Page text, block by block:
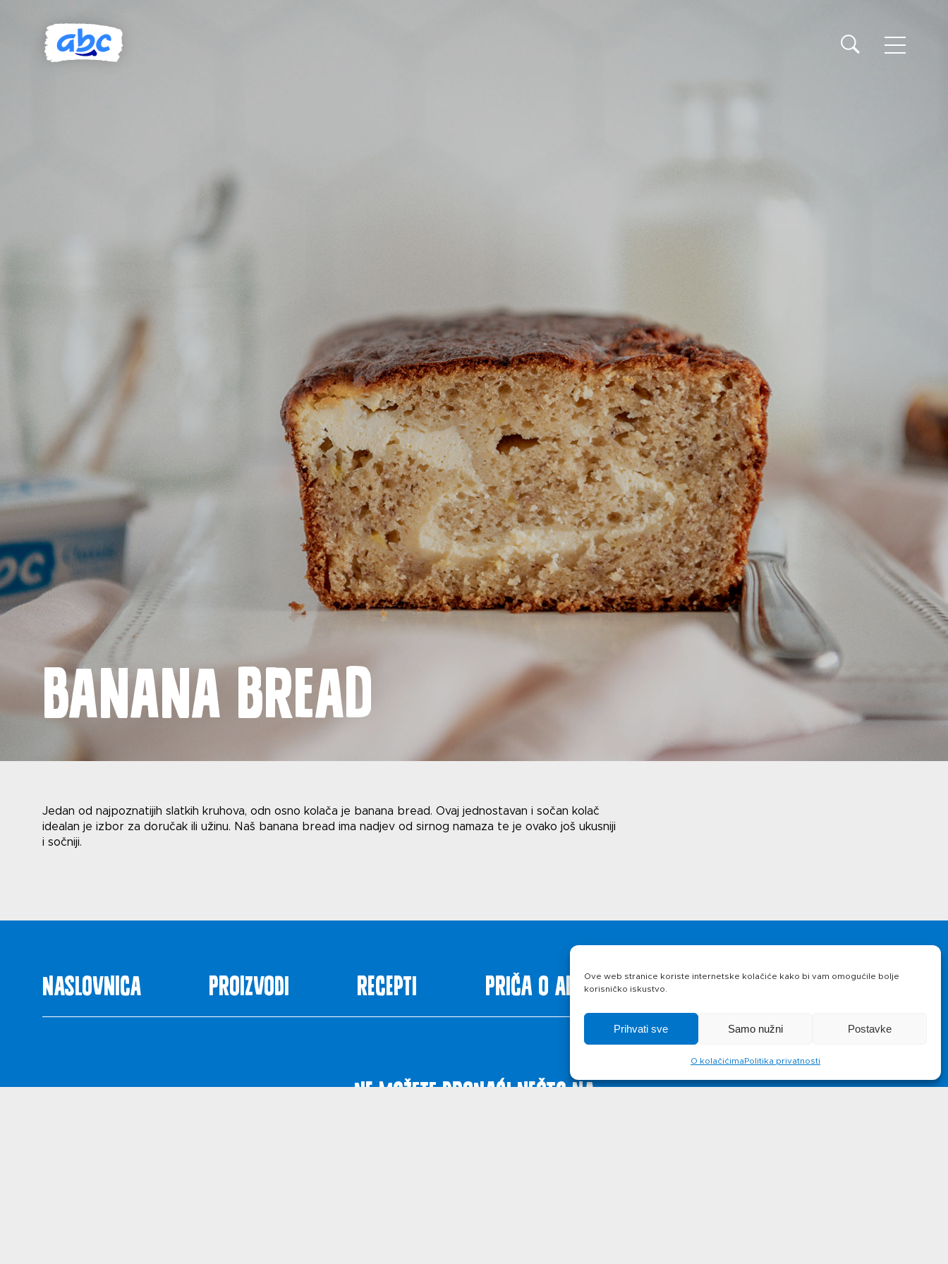
Ove web stranice koriste internetske kolačiće kako bi vam omogućile bolje
korisničko iskustvo.
Prihvati sve Samo nužni Postavke
O kolačićimaPolitika privatnosti
Naslovnica
Proizvodi
Recepti
Priča o ABC siru
Novosti
Kontakt
Uvjeti korištenja
Banana bread
Jedan od najpoznatijih slatkih kruhova, odn osno kolača je banana bread. Ovaj jednostavan i sočan kolač
idealan je izbor za doručak ili užinu. Naš banana bread ima nadjev od sirnog namaza te je ovako još ukusniji
i sočniji.
Naslovnica Proizvodi Recepti Priča o ABC siru Novosti Kontakt
Ne možete pronaći nešto na